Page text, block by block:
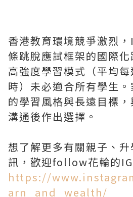
香港教育環境競爭激烈
條跳脫應試框架的國際
高強度學習模式（平均
時）未必適合所有學生
的學習風格與長遠目標
溝通後作出選擇。
想了解更多有關親子、
訊，歡迎follow花輪的IG
https://
arn_and_wealth/